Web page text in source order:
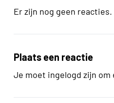
Er zijn nog geen reacties.
Plaats een reactie
Je moet ingelogd zijn